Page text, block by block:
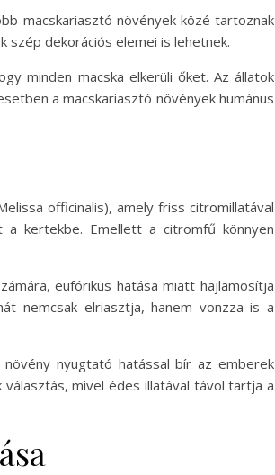
macskariasztó növények közé tartoznak
szép dekorációs elemei is lehetnek.
minden macska elkerüli őket. Az állatok
a macskariasztó növények humánus
officinalis), amely friss citromillatával
kertekbe. Emellett a citromfű könnyen
eufórikus hatása miatt hajlamosítja
nemcsak elriasztja, hanem vonzza is a
nyugtató hatással bír az emberek
mivel édes illatával távol tartja a